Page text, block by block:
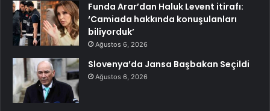
Funda Arar’dan Haluk Levent itirafı:
‘Camiada hakkında konuşulanları
biliyorduk’
Ağustos 6, 2026
Slovenya’da Jansa Başbakan Seçildi
Ağustos 6, 2026